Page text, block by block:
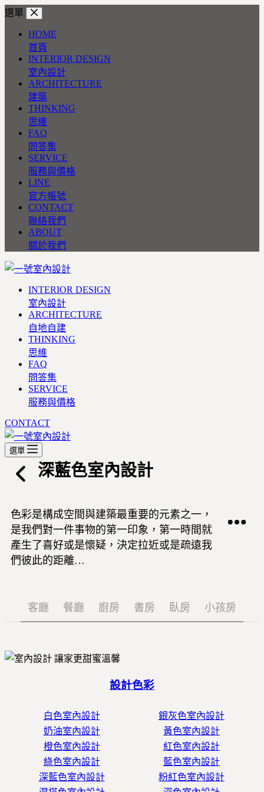
跳
選單
HOME
首頁
INTERIOR DESIGN
室內設計
ARCHITECTURE
建築
THINKING
思維
FAQ
問答集
SERVICE
服務與價格
LINE
官方帳號
CONTACT
聯絡我們
ABOUT
關於我們
INTERIOR DESIGN
室內設計
ARCHITECTURE
自地自建
THINKING
思維
FAQ
問答集
SERVICE
服務與價格
CONTACT
選單
深藍色室內設計
色彩是構成空間與建築最重要的元素之一，
是我們對一件事物的第一印象，第一時間就
產生了喜好或是懷疑，決定拉近或是疏遠我
們彼此的距離…
客廳 餐廳 廚房 書房 臥房 小孩房
設計色彩
白色室內設計
銀灰色室內設計
奶油室內設計
黃色室內設計
橙色室內設計
紅色室內設計
綠色室內設計
藍色室內設計
深藍色室內設計
粉紅色室內設計